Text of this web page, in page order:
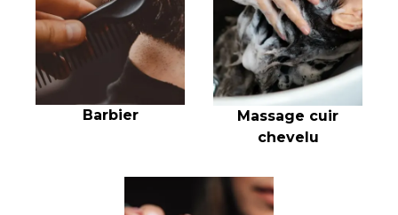
Barbier
Massage cuir
chevelu